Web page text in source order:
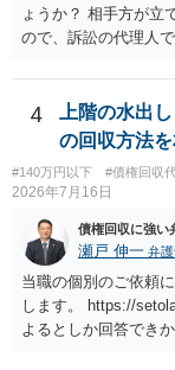
ょうか？ 相手方が立
ので、訴訟の代理人
ている場合は、相手
代理人が就いていた
場合も）、裁判所が
受任するかを聞いた
直接被告に送達する
ります。 ラインのや
かではありません。
に委任するかも疑わ
う。 何か本人を示す
情報を割り出してい
4
上階の水出
の回収方法
#140万円以下 #債権回収
2026年7月16日
債権回収に強い
瀬戸 伸一 弁
当職の個別のご依頼
します。 https://
よるとしか回答できか